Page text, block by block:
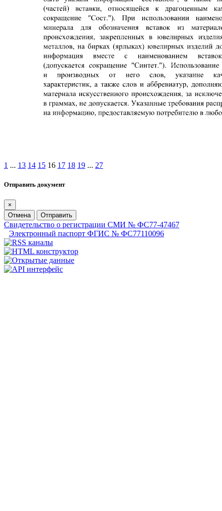
1 ... 13 14 15 16 17 18 19 ... 27
Отправить документ
×
Отмена
Отправить
Свидетельство о регистрации СМИ № ФС77-47467
Электронный паспорт ФГИС № ФС77110096